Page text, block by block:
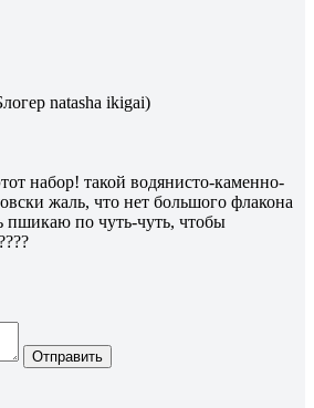
natasha ikigai)
набор! такой водянисто-каменно-
жаль, что нет большого флакона
пшикаю по чуть-чуть, чтобы
Отправить